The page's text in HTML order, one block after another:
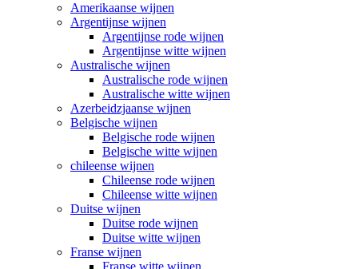
Amerikaanse wijnen
Argentijnse wijnen
Argentijnse rode wijnen
Argentijnse witte wijnen
Australische wijnen
Australische rode wijnen
Australische witte wijnen
Azerbeidzjaanse wijnen
Belgische wijnen
Belgische rode wijnen
Belgische witte wijnen
chileense wijnen
Chileense rode wijnen
Chileense witte wijnen
Duitse wijnen
Duitse rode wijnen
Duitse witte wijnen
Franse wijnen